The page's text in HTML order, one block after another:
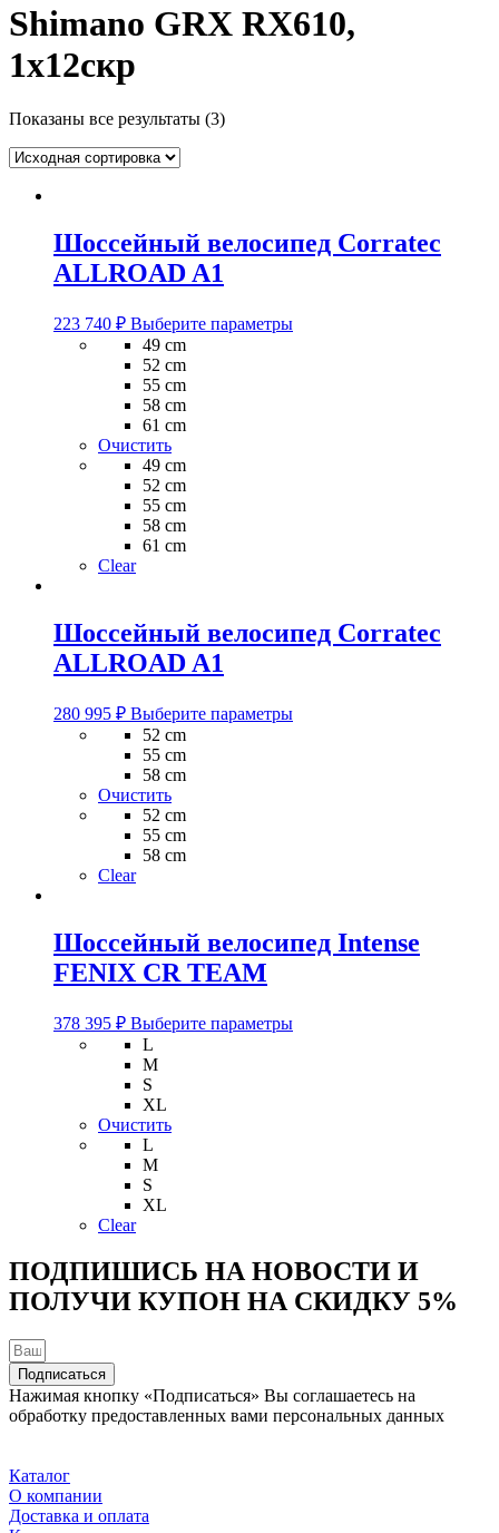
Shimano GRX RX610,
1x12скр
Показаны все результаты (3)
Шоссейный велосипед Corratec
ALLROAD A1
223 740 ₽ Выберите параметрыЭтот
49 cm
52 cm
55 cm
58 cm
61 cm
Очистить
49 cm
52 cm
55 cm
58 cm
61 cm
Clear
Шоссейный велосипед Corratec
ALLROAD A1
280 995 ₽ Выберите параметрыЭтот
52 cm
55 cm
58 cm
Очистить
52 cm
55 cm
58 cm
Clear
Шоссейный велосипед Intense
FENIX CR TEAM
378 395 ₽ Выберите параметрыЭтот
L
M
S
XL
Очистить
L
M
S
XL
Clear
ПОДПИШИСЬ НА НОВОСТИ И
ПОЛУЧИ КУПОН НА СКИДКУ 5%
Подписаться
Нажимая кнопку «Подписаться» Вы соглашаетесь на
обработку предоставленных вами персональных данных
Каталог
О компании
Доставка и оплата